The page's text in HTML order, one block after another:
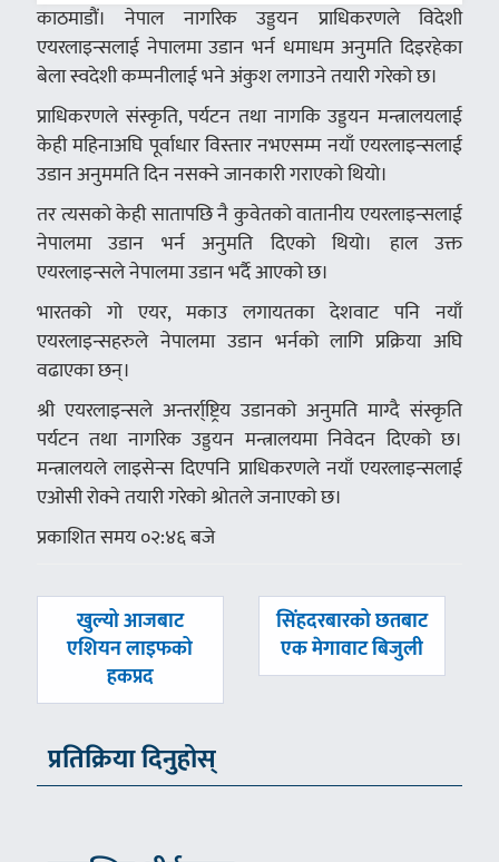
काठमाडौं। नेपाल नागरिक उड्डयन प्राधिकरणले विदेशी
एयरलाइन्सलाई नेपालमा उडान भर्न धमाधम अनुमति दिइरहेका
बेला स्वदेशी कम्पनीलाई भने अंकुश लगाउने तयारी गरेको छ।
प्राधिकरणले संस्कृति, पर्यटन तथा नागकि उड्डयन मन्त्रालयलाई
केही महिनाअघि पूर्वाधार विस्तार नभएसम्म नयाँ एयरलाइन्सलाई
उडान अनुममति दिन नसक्ने जानकारी गराएको थियो।
तर त्यसको केही सातापछि नै कुवेतको वातानीय एयरलाइन्सलाई
नेपालमा उडान भर्न अनुमति दिएको थियो। हाल उक्त
एयरलाइन्सले नेपालमा उडान भर्दै आएको छ।
भारतको गो एयर, मकाउ लगायतका देशवाट पनि नयाँ
एयरलाइन्सहरुले नेपालमा उडान भर्नको लागि प्रक्रिया अघि
वढाएका छन्।
श्री एयरलाइन्सले अन्तर्रा्ष्ट्रिय उडानको अनुमति माग्दै संस्कृति
पर्यटन तथा नागरिक उड्डयन मन्त्रालयमा निवेदन दिएको छ।
मन्त्रालयले लाइसेन्स दिएपनि प्राधिकरणले नयाँ एयरलाइन्सलाई
एओसी रोक्ने तयारी गरेको श्रोतले जनाएको छ।
प्रकाशित समय ०२:४६ बजे
पछिल्लाे
-
खुल्यो आजबाट
एशियन लाइफको
हकप्रद
अघिल्लाे
-
सिंहदरबारको छतबाट
एक मेगावाट बिजुली
प्रतिक्रिया दिनुहोस्